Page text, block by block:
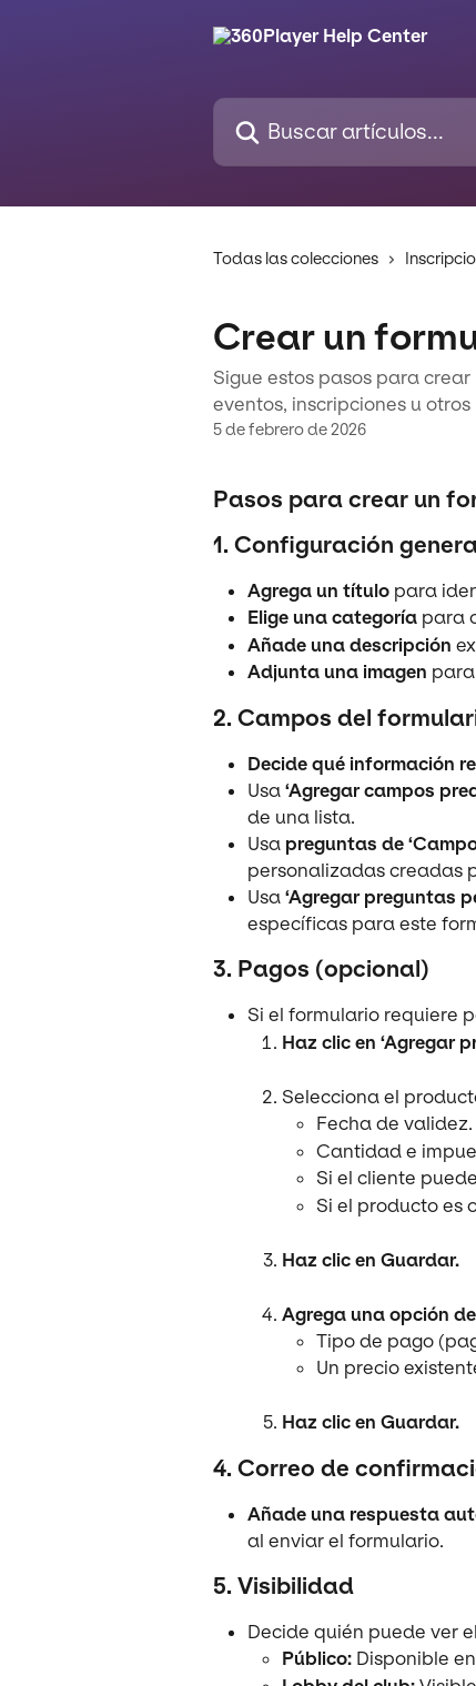
Buscar artículos...
Todas las colecciones
Crear un
Sigue estos pasos para
eventos, inscripciones u
5 de febrero de 2026
Pasos para crear un
1. Configuración
Agrega un título para
Elige una categoría para
Añade una descripción
Adjunta una imagen
2. Campos del
Decide qué información
Usa ‘Agregar campos
de una lista.
Usa preguntas de
personalizadas creadas
Usa ‘Agregar preguntas
específicas para este
3. Pagos (opcional)
Si el formulario requiere
Haz clic en ‘Agregar
Selecciona el
Fecha de validez.
Cantidad e
Si el cliente
Si el producto es
Haz clic en Guardar.
Agrega una opción
Tipo de pago
Un precio
Haz clic en Guardar.
4. Correo de
Añade una respuesta
al enviar el formulario.
5. Visibilidad
Decide quién puede ver
Público: Disponible